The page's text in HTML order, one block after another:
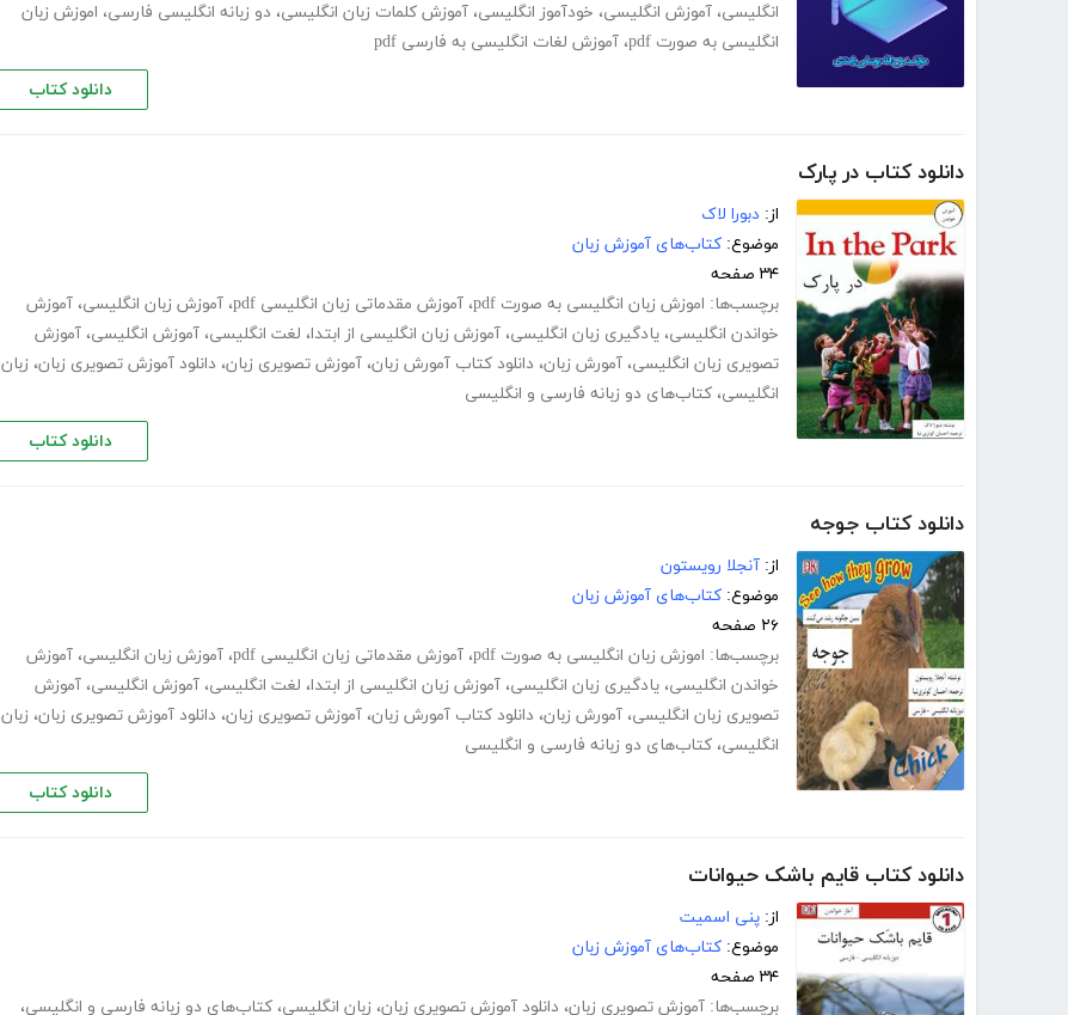
انگلیسی، آموزش انگلیسی، خودآموز انگلیسی، آموزش کلمات زبان انگلیسی، دو زبانه انگلیسی فارسی، اموزش زبان
انگلیسی به صورت pdf
، آموزش لغات انگلیسی به فارسی pdf
دانلود کتاب
دانلود کتاب در پارک
از: دبورا لاک
موضوع: کتاب‌های آموزش زبان
۳۴ صفحه
برچسب‌ها: اموزش زبان انگلیسی به صورت pdf ، آموزش مقدماتی زبان انگلیسی pdf ، آموزش زبان انگلیسی، آموزش
خواندن انگلیسی، یادگیری زبان انگلیسی، آموزش زبان انگلیسی از ابتدا، لغت انگلیسی، آموزش انگلیسی، آموزش
تصویری زبان انگلیسی، آمورش زبان، دانلود کتاب آمورش زبان، آموزش تصویری زبان، دانلود آموزش تصویری زبان، زبان
انگلیسی، کتاب‌های دو زبانه فارسی و انگلیسی
دانلود کتاب
دانلود کتاب جوجه
از: آنجلا رویستون
موضوع: کتاب‌های آموزش زبان
۲۶ صفحه
برچسب‌ها: اموزش زبان انگلیسی به صورت pdf ، آموزش مقدماتی زبان انگلیسی pdf ، آموزش زبان انگلیسی، آموزش
خواندن انگلیسی، یادگیری زبان انگلیسی، آموزش زبان انگلیسی از ابتدا، لغت انگلیسی، آموزش انگلیسی، آموزش
تصویری زبان انگلیسی، آمورش زبان، دانلود کتاب آمورش زبان، آموزش تصویری زبان، دانلود آموزش تصویری زبان، زبان
انگلیسی، کتاب‌های دو زبانه فارسی و انگلیسی
دانلود کتاب
دانلود کتاب قایم باشک حیوانات
از: پنی اسمیت
موضوع: کتاب‌های آموزش زبان
۳۴ صفحه
برچسب‌ها: آموزش تصویری زبان، دانلود آموزش تصویری زبان، زبان انگلیسی، کتاب‌های دو زبانه فارسی و انگلیسی،